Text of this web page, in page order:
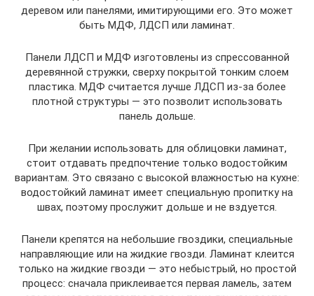
деревом или панелями, имитирующими его. Это может
быть МДФ, ЛДСП или ламинат.
Панели ЛДСП и МДФ изготовлены из спрессованной
деревянной стружки, сверху покрытой тонким слоем
пластика. МДФ считается лучше ЛДСП из-за более
плотной структуры — это позволит использовать
панель дольше.
При желании использовать для облицовки ламинат,
стоит отдавать предпочтение только водостойким
вариантам. Это связано с высокой влажностью на кухне:
водостойкий ламинат имеет специальную пропитку на
швах, поэтому прослужит дольше и не вздуется.
Панели крепятся на небольшие гвоздики, специальные
направляющие или на жидкие гвозди. Ламинат клеится
только на жидкие гвозди — это небыстрый, но простой
процесс: сначала приклеивается первая ламель, затем